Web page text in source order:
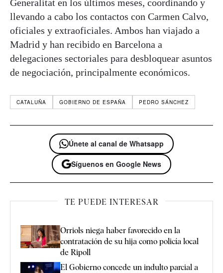
Generalitat en los últimos meses, coordinando y
llevando a cabo los contactos con Carmen Calvo,
oficiales y extraoficiales. Ambos han viajado a
Madrid y han recibido en Barcelona a
delegaciones sectoriales para desbloquear asuntos
de negociación, principalmente económicos.
CATALUÑA GOBIERNO DE ESPAÑA PEDRO SÁNCHEZ
Únete al canal de Whatsapp
Síguenos en Google News
TE PUEDE INTERESAR
Orriols niega haber favorecido en la
contratación de su hija como policía local
de Ripoll
El Gobierno concede un indulto parcial a